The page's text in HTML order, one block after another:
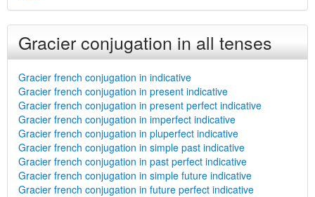
Gracier conjugation in all tenses
Gracier french conjugation in indicative
Gracier french conjugation in present indicative
Gracier french conjugation in present perfect indicative
Gracier french conjugation in imperfect indicative
Gracier french conjugation in pluperfect indicative
Gracier french conjugation in simple past indicative
Gracier french conjugation in past perfect indicative
Gracier french conjugation in simple future indicative
Gracier french conjugation in future perfect indicative